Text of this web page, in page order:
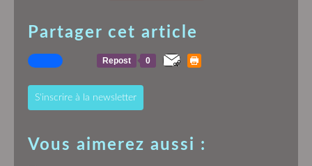
Partager cet article
Repost 0
S'inscrire à la newsletter
Vous aimerez aussi :